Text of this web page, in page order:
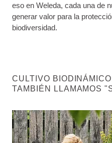
eso en Weleda, cada una de
generar valor para la
biodiversidad.
CULTIVO
TAMBIÉN LLAMAMOS